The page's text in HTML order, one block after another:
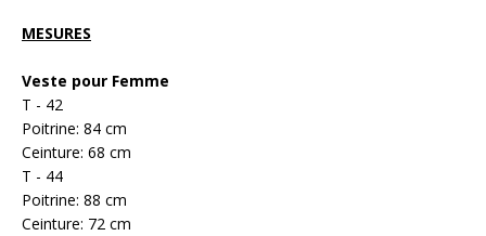
MESURES
Veste pour Femme
T - 42
Poitrine: 84 cm
Ceinture: 68 cm
T - 44
Poitrine: 88 cm
Ceinture: 72 cm